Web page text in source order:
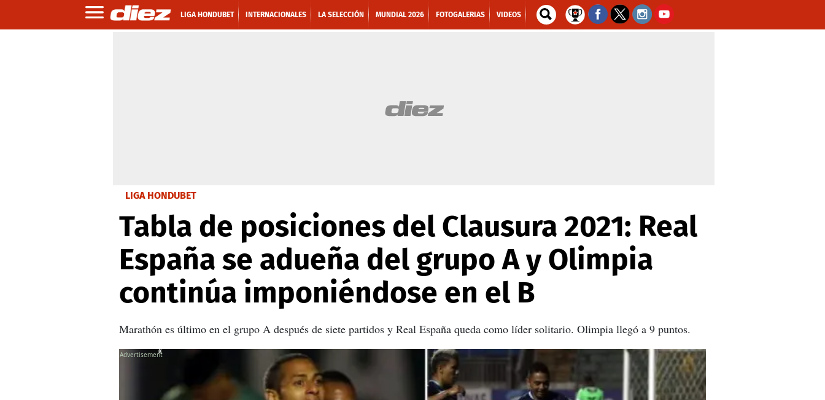
LIGA HONDUBET INTERNACIONALES LA SELECCIÓN MUNDIAL 2026 FOTOGALERIAS VIDEOS
LIGA HONDUBET
Tabla de posiciones del Clausura 2021: Real
España se adueña del grupo A y Olimpia
continúa imponiéndose en el B
Marathón es último en el grupo A después de siete partidos y Real España queda como líder solitario. Olimpia llegó a 9 puntos.
X